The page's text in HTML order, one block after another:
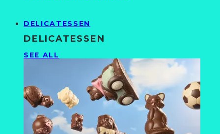
DELICATESSEN
DELICATESSEN
SEE ALL